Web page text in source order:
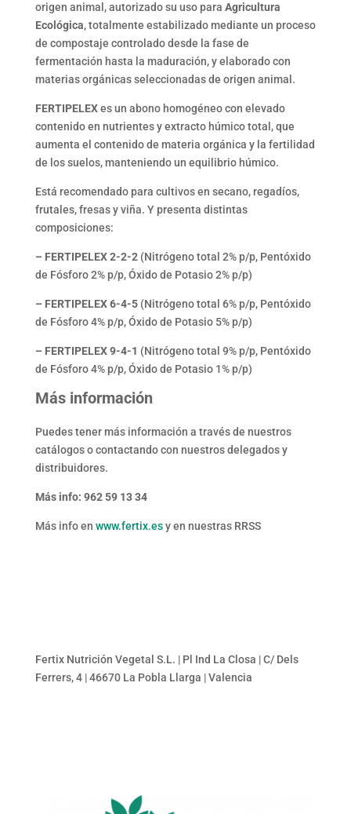
origen animal, autorizado su uso para Agricultura
Ecológica, totalmente estabilizado mediante un proceso
de compostaje controlado desde la fase de
fermentación hasta la maduración, y elaborado con
materias orgánicas seleccionadas de origen animal.
FERTIPELEXes un abono homogéneo con elevado
contenido en nutrientes y extracto húmico total, que
aumenta el contenido de materia orgánica y la fertilidad
de los suelos, manteniendo un equilibrio húmico.
Está recomendado para cultivos en secano, regadíos,
frutales, fresas y viña. Y presenta distintas
composiciones:
– FERTIPELEX 2-2-2(Nitrógeno total 2% p/p, Pentóxido
de Fósforo 2% p/p, Óxido de Potasio 2% p/p)
– FERTIPELEX 6-4-5(Nitrógeno total 6% p/p, Pentóxido
de Fósforo 4% p/p, Óxido de Potasio 5% p/p)
– FERTIPELEX 9-4-1 (Nitrógeno total 9% p/p, Pentóxido
de Fósforo 4% p/p, Óxido de Potasio 1% p/p)
Más información
Puedes tener más información a través de nuestros
catálogos o contactando con nuestros delegados y
distribuidores.
Más info: 962 59 13 34
Más info en www.fertix.esy en nuestras RRSS
Fertix Nutrición Vegetal S.L. | Pl Ind La Closa | C/ Dels
Ferrers, 4 | 46670 La Pobla Llarga | Valencia